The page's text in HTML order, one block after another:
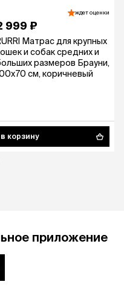
ждет оценки
999 ₽
Матрас для крупных
и собак средних и
размеров Брауни,
см, коричневый
в корзину
приложение